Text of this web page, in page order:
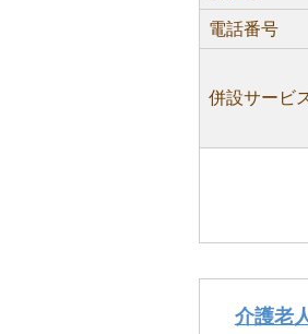
電話番号
併設サービ
介護老